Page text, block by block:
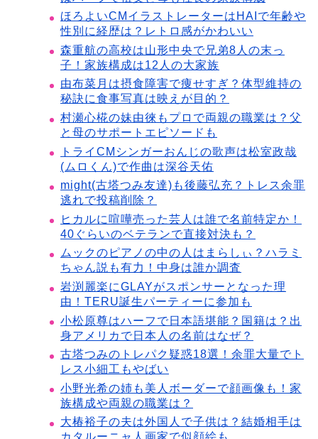
ほろよいCMイラストレーターはHAIで年齢や
性別に経歴は？レトロ感がかわいい
森重航の高校は山形中央で兄弟8人の末っ
子！家族構成は12人の大家族
由布菜月は摂食障害で痩せすぎ？体型維持の
秘訣に食事写真は映えが目的？
村瀬心椛の妹由徠もプロで両親の職業は？父
と母のサポートエピソードも
トライCMシンガーおんじの歌声は松室政哉
(ムロくん)で作曲は深谷天佑
might(古塔つみ友達)も後藤弘充？トレス余罪
逃れで投稿削除？
ヒカルに喧嘩売った芸人は誰で名前特定か！
40ぐらいのベテランで直接対決も？
ムックのピアノの中の人はまらしぃ？ハラミ
ちゃん説も有力！中身は誰か調査
岩渕麗楽にGLAYがスポンサーとなった理
由！TERU誕生パーティーに参加も
小松原尊はハーフで日本語堪能？国籍は？出
身アメリカで日本人の名前はなぜ？
古塔つみのトレパク疑惑18選！余罪大量でト
レス小細工もやばい
小野光希の姉も美人ボーダーで顔画像も！家
族構成や両親の職業は？
大椿裕子の夫は外国人で子供は？結婚相手は